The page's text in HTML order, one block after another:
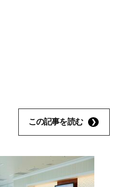
この記事を読む